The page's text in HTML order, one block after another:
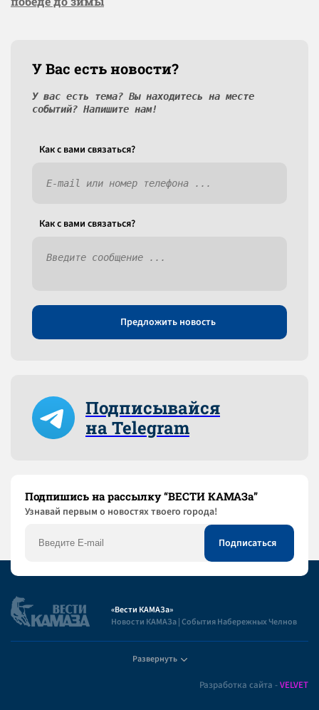
У Вас есть новости?
У вас есть тема? Вы находитесь на месте
событий? Напишите нам!
Как c вами связаться?
Как c вами связаться?
Предложить новость
Подписывайся
на Telegram
Подпишись на рассылку “ВЕСТИ КАМАЗа”
Узнaвай первым о новостях твоего города!
«Вести КАМАЗа»
Новости КАМАЗа | События Набережных Челнов
Развернуть
Разработка сайта -VELVET